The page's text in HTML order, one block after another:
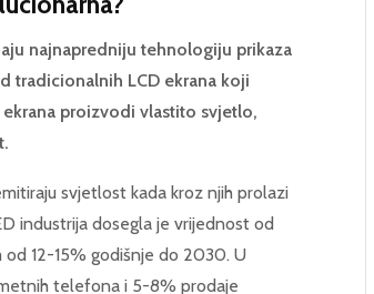
najnapredniju tehnologiju prikaza
tradicionalnih LCD ekrana koji
proizvodi vlastito svjetlo,
svjetlost kada kroz njih prolazi
industrija dosegla je vrijednost od
12-15% godišnje do 2030. U
telefona i 5-8% prodaje